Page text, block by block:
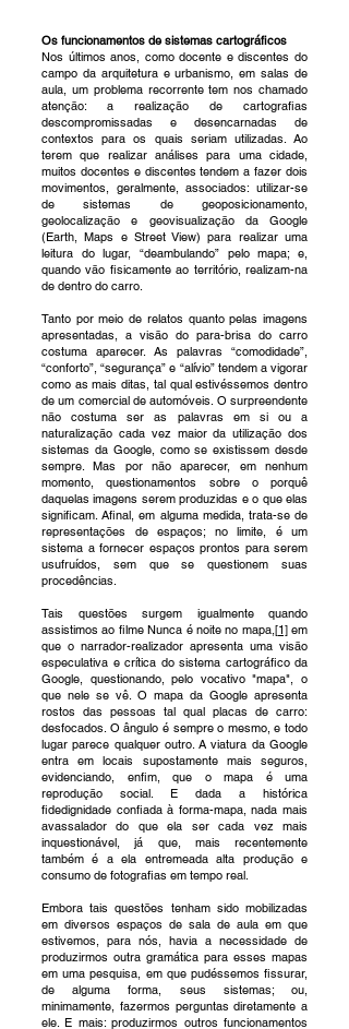
Os funcionamentos de sistemas cartográficos
Nos últimos anos, como docente e discentes do
campo da arquitetura e urbanismo, em salas de
aula, um problema recorrente tem nos chamado
atenção: a realização de cartografias
descompromissadas e desencarnadas de
contextos para os quais seriam utilizadas. Ao
terem que realizar análises para uma cidade,
muitos docentes e discentes tendem a fazer dois
movimentos, geralmente, associados: utilizar-se
de sistemas de geoposicionamento,
geolocalização e geovisualização da Google
(Earth, Maps e Street View) para realizar uma
leitura do lugar, “deambulando” pelo mapa; e,
quando vão fisicamente ao território, realizam-na
de dentro do carro.
Tanto por meio de relatos quanto pelas imagens
apresentadas, a visão do para-brisa do carro
costuma aparecer. As palavras “comodidade”,
“conforto”, “segurança” e “alívio” tendem a vigorar
como as mais ditas, tal qual estivéssemos dentro
de um comercial de automóveis. O surpreendente
não costuma ser as palavras em si ou a
naturalização cada vez maior da utilização dos
sistemas da Google, como se existissem desde
sempre. Mas por não aparecer, em nenhum
momento, questionamentos sobre o porquê
daquelas imagens serem produzidas e o que elas
significam. Afinal, em alguma medida, trata-se de
representações de espaços; no limite, é um
sistema a fornecer espaços prontos para serem
usufruídos, sem que se questionem suas
procedências.
Tais questões surgem igualmente quando
assistimos ao filme Nunca é noite no mapa,[1]em
que o narrador-realizador apresenta uma visão
especulativa e crítica do sistema cartográfico da
Google, questionando, pelo vocativo "mapa", o
que nele se vê. O mapa da Google apresenta
rostos das pessoas tal qual placas de carro:
desfocados. O ângulo é sempre o mesmo, e todo
lugar parece qualquer outro. A viatura da Google
entra em locais supostamente mais seguros,
evidenciando, enfim, que o mapa é uma
reprodução social. E dada a histórica
fidedignidade confiada à forma-mapa, nada mais
avassalador do que ela ser cada vez mais
inquestionável, já que, mais recentemente
também é a ela entremeada alta produção e
consumo de fotografias em tempo real.
Embora tais questões tenham sido mobilizadas
em diversos espaços de sala de aula em que
estivemos, para nós, havia a necessidade de
produzirmos outra gramática para esses mapas
em uma pesquisa, em que pudéssemos fissurar,
de alguma forma, seus sistemas; ou,
minimamente, fazermos perguntas diretamente a
ele. E mais: produzirmos outros funcionamentos